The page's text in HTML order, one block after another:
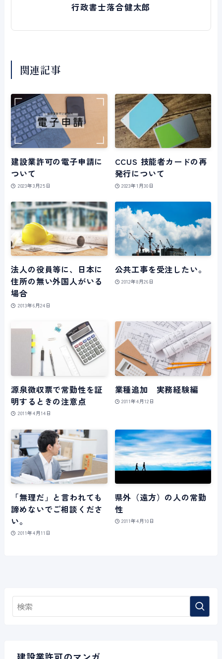
行政書士落合健太郎
関連記事
建設業許可の電子申請に
ついて
2023年3月25日
CCUS 技能者カードの再
発行について
2023年1月30日
法人の役員等に、日本に
住所の無い外国人がいる
場合
2013年6月24日
公共工事を受注したい。
2012年8月26日
源泉徴収票で常勤性を証
明するときの注意点
2011年4月14日
業種追加 実務経験編
2011年4月12日
「無理だ」と言われても
諦めないでご相談くださ
い。
2011年4月11日
県外（遠方）の人の常勤
性
2011年4月10日